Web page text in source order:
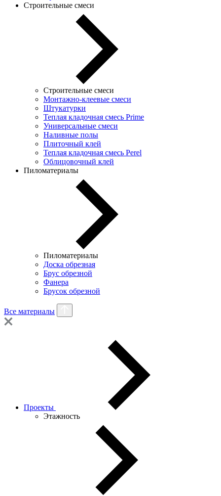
Строительные смеси
Строительные смеси
Монтажно-клеевые смеси
Штукатурки
Теплая кладочная смесь Prime
Универсальные смеси
Наливные полы
Плиточный клей
Теплая кладочная смесь Perel
Облицовочный клей
Пиломатериалы
Пиломатериалы
Доска обрезная
Брус обрезной
Фанера
Брусок обрезной
Все материалы
Проекты
Этажность